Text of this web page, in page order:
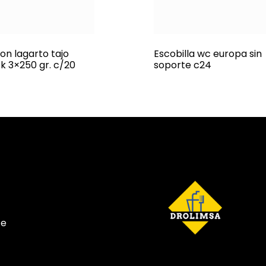
lagarto tajo
3×250 gr. c/20
Escobilla wc europa sin
soporte c24